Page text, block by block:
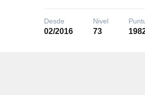
Desde
02/2016
Nivel
73